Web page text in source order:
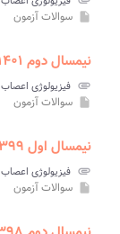
insert_drive_file سوالات آزمون
نیمسال دوم ۱۴۰۱-۱۴۰۰
attachment
insert_drive_file سوالات آزمون
نیمسال اول ۱۳۹۹-۱۳۹۸
attachment
insert_drive_file سوالات آزمون